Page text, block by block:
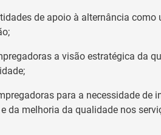
de apoio à alternância como
a visão estratégica da
para a necessidade de
da melhoria da qualidade nos